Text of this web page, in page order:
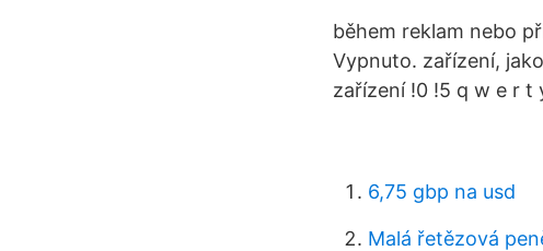
během reklam nebo
Vypnuto. zařízení,
zařízení !0 !5 q w e r t
6,75 gbp na usd
Malá řetězová